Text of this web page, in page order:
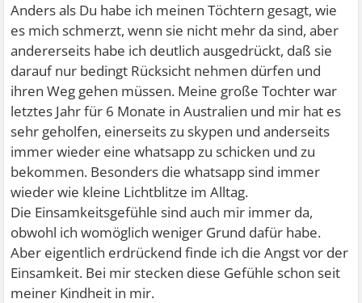
Anders als Du habe ich meinen Töchtern gesagt, wie
es mich schmerzt, wenn sie nicht mehr da sind, aber
andererseits habe ich deutlich ausgedrückt, daß sie
darauf nur bedingt Rücksicht nehmen dürfen und
ihren Weg gehen müssen. Meine große Tochter war
letztes Jahr für 6 Monate in Australien und mir hat es
sehr geholfen, einerseits zu skypen und anderseits
immer wieder eine whatsapp zu schicken und zu
bekommen. Besonders die whatsapp sind immer
wieder wie kleine Lichtblitze im Alltag.
Die Einsamkeitsgefühle sind auch mir immer da,
obwohl ich womöglich weniger Grund dafür habe.
Aber eigentlich erdrückend finde ich die Angst vor der
Einsamkeit. Bei mir stecken diese Gefühle schon seit
meiner Kindheit in mir.